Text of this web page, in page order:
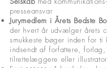
presseansvar
Jurymedlem i Årets Bedste
der hvert år udvælger årets
smukkeste bøger inden for ti
indsendt af forfattere, forlag,
tilrettelæggere eller